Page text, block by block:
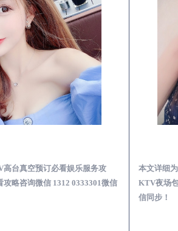
台真空预订必看娱乐服务攻
略咨询微信 1312 0333301微信
本文详细
KTV夜场
信同步！